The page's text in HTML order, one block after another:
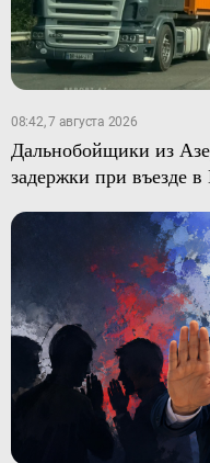
08:42, 7 августа 2026
Дальнобойщики из
задержки при въезде